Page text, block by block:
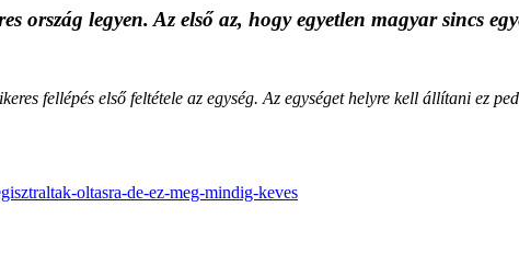
ország legyen. Az első az, hogy egyetlen magyar sincs
fellépés első feltétele az egység. Az egységet helyre kell állítani ez
oltasra-de-ez-meg-mindig-keves